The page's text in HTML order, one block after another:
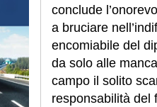
conclude
a bruciare
encomiabile del
da solo alle
campo il solito
responsabilità del